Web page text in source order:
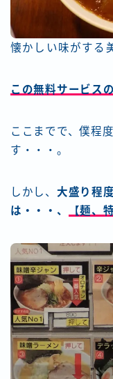
懐かしい味がする
この無料サービス
ここまでで、僕程
す・・・。
しかし、 大盛り程
は・・・、
【麺、